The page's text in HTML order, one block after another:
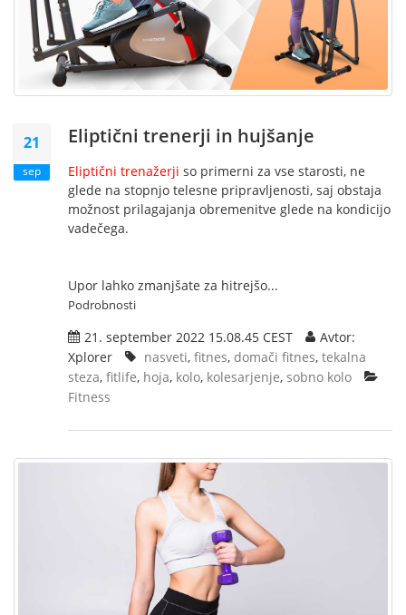
21
sep
Eliptični trenerji in hujšanje
Eliptični trenažerji so primerni za vse starosti, ne
glede na stopnjo telesne pripravljenosti, saj obstaja
možnost prilagajanja obremenitve glede na kondicijo
vadečega.
Upor lahko zmanjšate za hitrejšo...
Podrobnosti
21. september 2022 15.08.45 CEST
Avtor:
Xplorer
nasveti, fitnes, domači fitnes, tekalna
steza, fitlife, hoja, kolo, kolesarjenje, sobno kolo
Fitness